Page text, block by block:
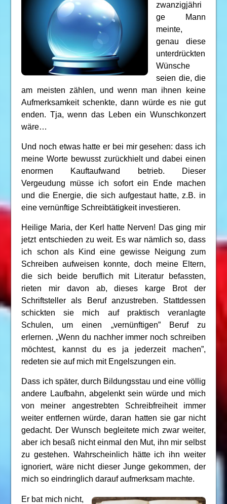
zwanzigjähri
ge Mann
meinte,
genau diese
unterdrückten
Wünsche
seien die, die
am meisten zählen, und wenn man ihnen keine
Aufmerksamkeit schenkte, dann würde es nie gut
enden. Tja, wenn das Leben ein Wunschkonzert
wäre…
Und noch etwas hatte er bei mir gesehen: dass ich
meine Worte bewusst zurückhielt und dabei einen
enormen Kauftaufwand betrieb. Dieser
Vergeudung müsse ich sofort ein Ende machen
und die Energie, die sich aufgestaut hatte, z.B. in
eine vernünftige Schreibtätigkeit investieren.
Heilige Maria, der Kerl hatte Nerven! Das ging mir
jetzt entschieden zu weit. Es war nämlich so, dass
ich schon als Kind eine gewisse Neigung zum
Schreiben aufweisen konnte, doch meine Eltern,
die sich beide beruflich mit Literatur befassten,
rieten mir davon ab, dieses karge Brot der
Schriftsteller als Beruf anzustreben. Stattdessen
schickten sie mich auf praktisch veranlagte
Schulen, um einen „vernünftigen” Beruf zu
erlernen. „Wenn du nachher immer noch schreiben
möchtest, kannst du es ja jederzeit machen”,
redeten sie auf mich mit Engelszungen ein.
Dass ich später, durch Bildungsstau und eine völlig
andere Laufbahn, abgelenkt sein würde und mich
von meiner angestrebten Schreibfreiheit immer
weiter entfernen würde, daran hatten sie gar nicht
gedacht. Der Wunsch begleitete mich zwar weiter,
aber ich besaß nicht einmal den Mut, ihn mir selbst
zu gestehen. Wahrscheinlich hätte ich ihn weiter
ignoriert, wäre nicht dieser Junge gekommen, der
mich so eindringlich darauf aufmerksam machte.
Er bat mich nicht,